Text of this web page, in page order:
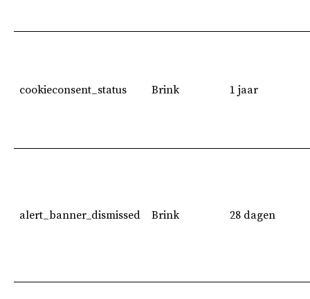
cookieconsent_status Brink 1 jaar
alert_banner_dismissed Brink 28 dagen